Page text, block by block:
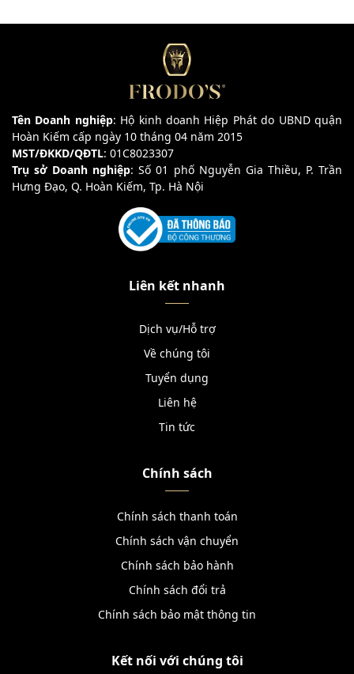
Tên Doanh nghiệp: Hộ kinh doanh Hiệp Phát do UBND quận
Hoàn Kiếm cấp ngày 10 tháng 04 năm 2015
MST/ĐKKD/QĐTL: 01C8023307
Trụ sở Doanh nghiệp: Số 01 phố Nguyễn Gia Thiều, P. Trần
Hưng Đạo, Q. Hoàn Kiếm, Tp. Hà Nội
Liên kết nhanh
Dịch vụ/Hỗ trợ
Về chúng tôi
Tuyển dụng
Liên hệ
Tin tức
Chính sách
Chính sách thanh toán
Chính sách vận chuyển
Chính sách bảo hành
Chính sách đổi trả
Chính sách bảo mật thông tin
Kết nối với chúng tôi